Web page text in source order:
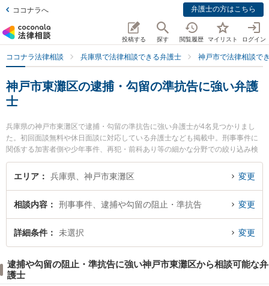
ココナラへ 弁護士の方はこちら
投稿する 探す 閲覧履歴 マイリスト ログイン
ココナラ法律相談 兵庫県で法律相談できる弁護士 神戸市で法律相談で
神戸市東灘区の逮捕・勾留の準抗告に強い弁護
士
兵庫県の神戸市東灘区で逮捕・勾留の準抗告に強い弁護士が4名見つかりまし
た。初回面談無料や休日面談に対応している弁護士なども掲載中。刑事事件に
関係する加害者側や少年事件、再犯・前科あり等の細かな分野での絞り込み検
索もでき便利です。特に力新堂法律事務所の伊藤 英明弁護士ややまだ法律事務
所の山田 耕平弁護士、山の手法律事務所の木島 裕介弁護士のプロフィール情報
捕・勾留の準抗告のトラブル解決の実績豊富な近くの弁護士を検索したい』
『初回相談無料で逮捕・勾留の準抗告を法律相談できる神戸市東灘区内の弁護
士に相談予約したい』などでお困りの相談者さんにおすすめです。
エリア 兵庫県、神戸市東灘区 変更
相談内容 刑事事件、逮捕や勾留の阻止・準抗告 変更
詳細条件 未選択 変更
逮捕や勾留の阻止・準抗告に強い神戸市東灘区から相談可能な弁
護士